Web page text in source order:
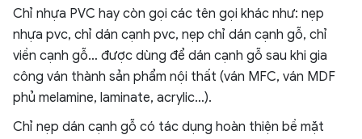
Chỉ nhựa PVC hay còn gọi các tên gọi khác như: nẹp
nhựa pvc, chỉ dán cạnh pvc, nẹp chỉ dán cạnh gỗ, chỉ
viền cạnh gỗ… được dùng để dán cạnh gỗ sau khi gia
công ván thành sản phẩm nội thất (ván MFC, ván MDF
phủ melamine, laminate, acrylic…).
Chỉ nẹp dán cạnh gỗ có tác dụng hoàn thiện bề mặt